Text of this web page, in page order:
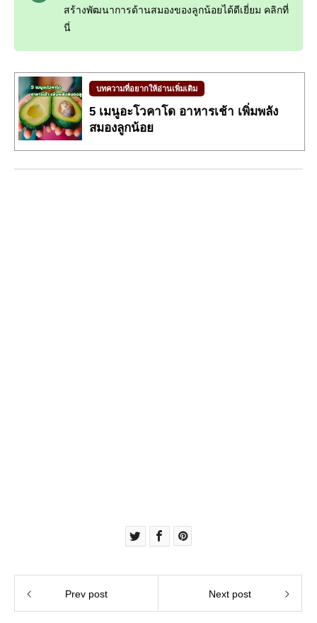
สร้างพัฒนาการด้านสมองของลูกน้อยได้ดีเยี่ยม คลิกที่
นี่
บทความที่อยากให้อ่านเพิ่มเติม
5 เมนูอะโวคาโด อาหารเช้า เพิ่มพลัง
สมองลูกน้อย
Prev post Next post